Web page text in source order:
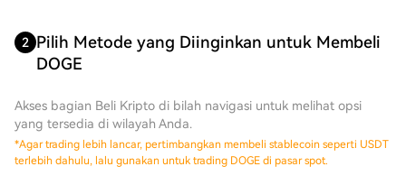
2 Pilih Metode yang Diinginkan untuk Membeli
DOGE
Akses bagian Beli Kripto di bilah navigasi untuk melihat opsi
yang tersedia di wilayah Anda.
*Agar trading lebih lancar, pertimbangkan membeli stablecoin seperti USDT
terlebih dahulu, lalu gunakan untuk trading DOGE di pasar spot.